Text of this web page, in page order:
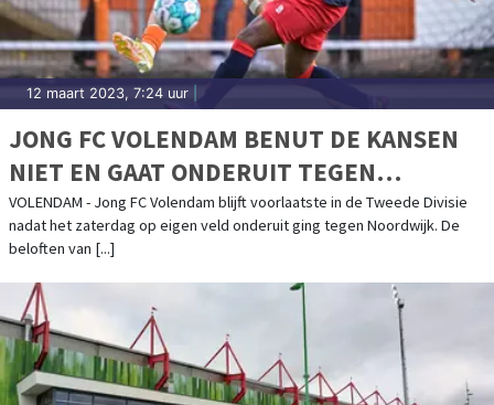
12 maart 2023, 7:24 uur
JONG FC VOLENDAM BENUT DE KANSEN
NIET EN GAAT ONDERUIT TEGEN
NOORDWIJK
VOLENDAM - Jong FC Volendam blijft voorlaatste in de Tweede Divisie
nadat het zaterdag op eigen veld onderuit ging tegen Noordwijk. De
beloften van [...]